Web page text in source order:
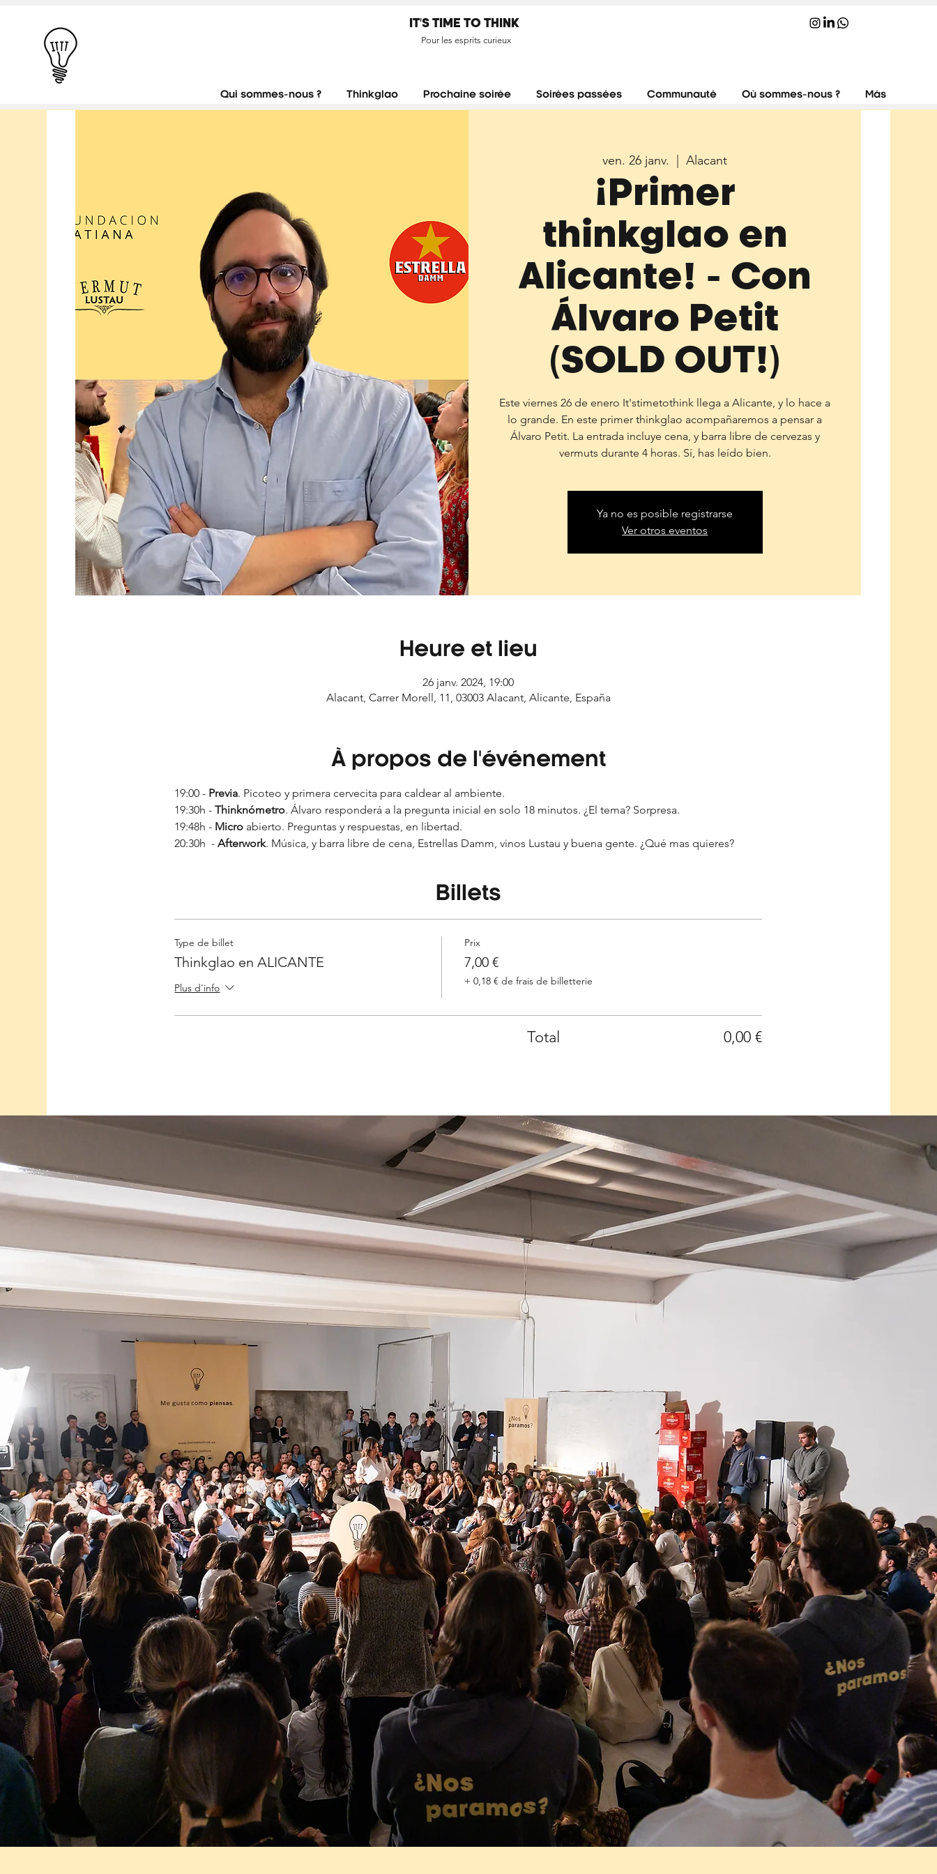
Qui sommes-nous ? Thinkglao Prochaine soirée Soirées passées Communauté Où sommes-nous ? Más
IT'S TIME TO THINK
Pour les esprits curieux
ven. 26 janv.
  |
Alacant
¡Primer
thinkglao en
Alicante! - Con
Álvaro Petit
(SOLD OUT!)
Este viernes 26 de enero It'stimetothink llega a Alicante, y lo hace a
lo grande. En este primer thinkglao acompañaremos a pensar a
Álvaro Petit. La entrada incluye cena, y barra libre de cervezas y
vermuts durante 4 horas. Sí, has leído bien.
Ya no es posible registrarse
Ver otros eventos
Heure et lieu
26 janv. 2024, 19:00
Alacant, Carrer Morell, 11, 03003 Alacant, Alicante, España
À propos de l'événement
19:00 - Previa. Picoteo y primera cervecita para caldear al ambiente.
19:30h - Thinknómetro. Álvaro responderá a la pregunta inicial en solo 18 minutos. ¿El tema? Sorpresa.
19:48h - Micro abierto. Preguntas y respuestas, en libertad.
20:30h  - Afterwork. Música, y barra libre de cena, Estrellas Damm, vinos Lustau y buena gente. ¿Qué mas quieres?
Billets
Type de billet
Thinkglao en ALICANTE
Plus d'info
Prix
7,00 €
+ 0,18 € de frais de billetterie
Total 0,00 €